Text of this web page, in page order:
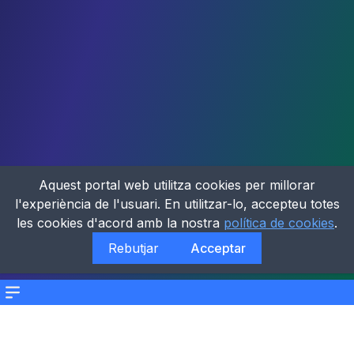
Menu
Aquest portal web utilitza cookies per millorar
l'experiència de l'usuari. En utilitzar-lo, accepteu totes
les cookies d'acord amb la nostra política de cookies.
Rebutjar
Acceptar